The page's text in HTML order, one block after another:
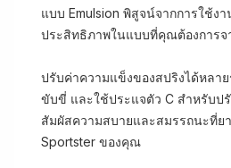
แบบ Emulsion พิสูจน์จากการใช้ง
ประสิทธิภาพในแบบที่คุณต้องการจ
ปรับค่าความแข็งของสปริงได้หลา
ขับขี่ และใช้ประแจตัว C สำหรับป
สัมผัสความสบายและสมรรถนะที่
Sportster ของคุณ